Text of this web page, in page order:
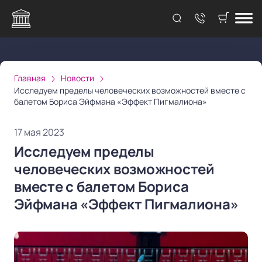
Главная
Новости
Исследуем пределы человеческих возможностей вместе с
балетом Бориса Эйфмана «Эффект Пигмалиона»
17 мая 2023
Исследуем пределы
человеческих возможностей
вместе с балетом Бориса
Эйфмана «Эффект Пигмалиона»